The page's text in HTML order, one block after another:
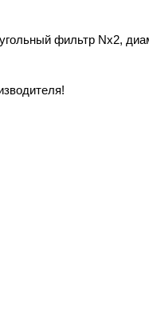
фильтр Nx2,